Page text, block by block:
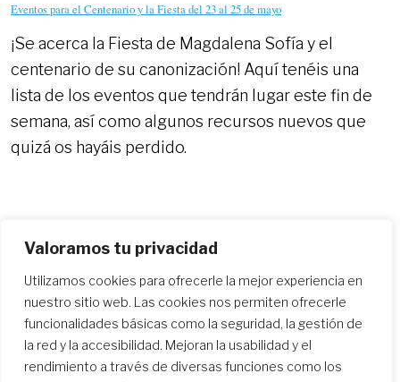
Valoramos tu privacidad
Utilizamos cookies para ofrecerle la mejor experiencia en
nuestro sitio web. Las cookies nos permiten ofrecerle
funcionalidades básicas como la seguridad, la gestión de
la red y la accesibilidad. Mejoran la usabilidad y el
rendimiento a través de diversas funciones como los
Eventos para el Centenario y la Fiesta del 23 al 25 de mayo
¡Se acerca la Fiesta de Magdalena Sofía y el
centenario de su canonización! Aquí tenéis una
lista de los eventos que tendrán lugar este fin de
semana, así como algunos recursos nuevos que
quizá os hayáis perdido.
CENTENARIO
LA
FIESTA
DEL
23
AL